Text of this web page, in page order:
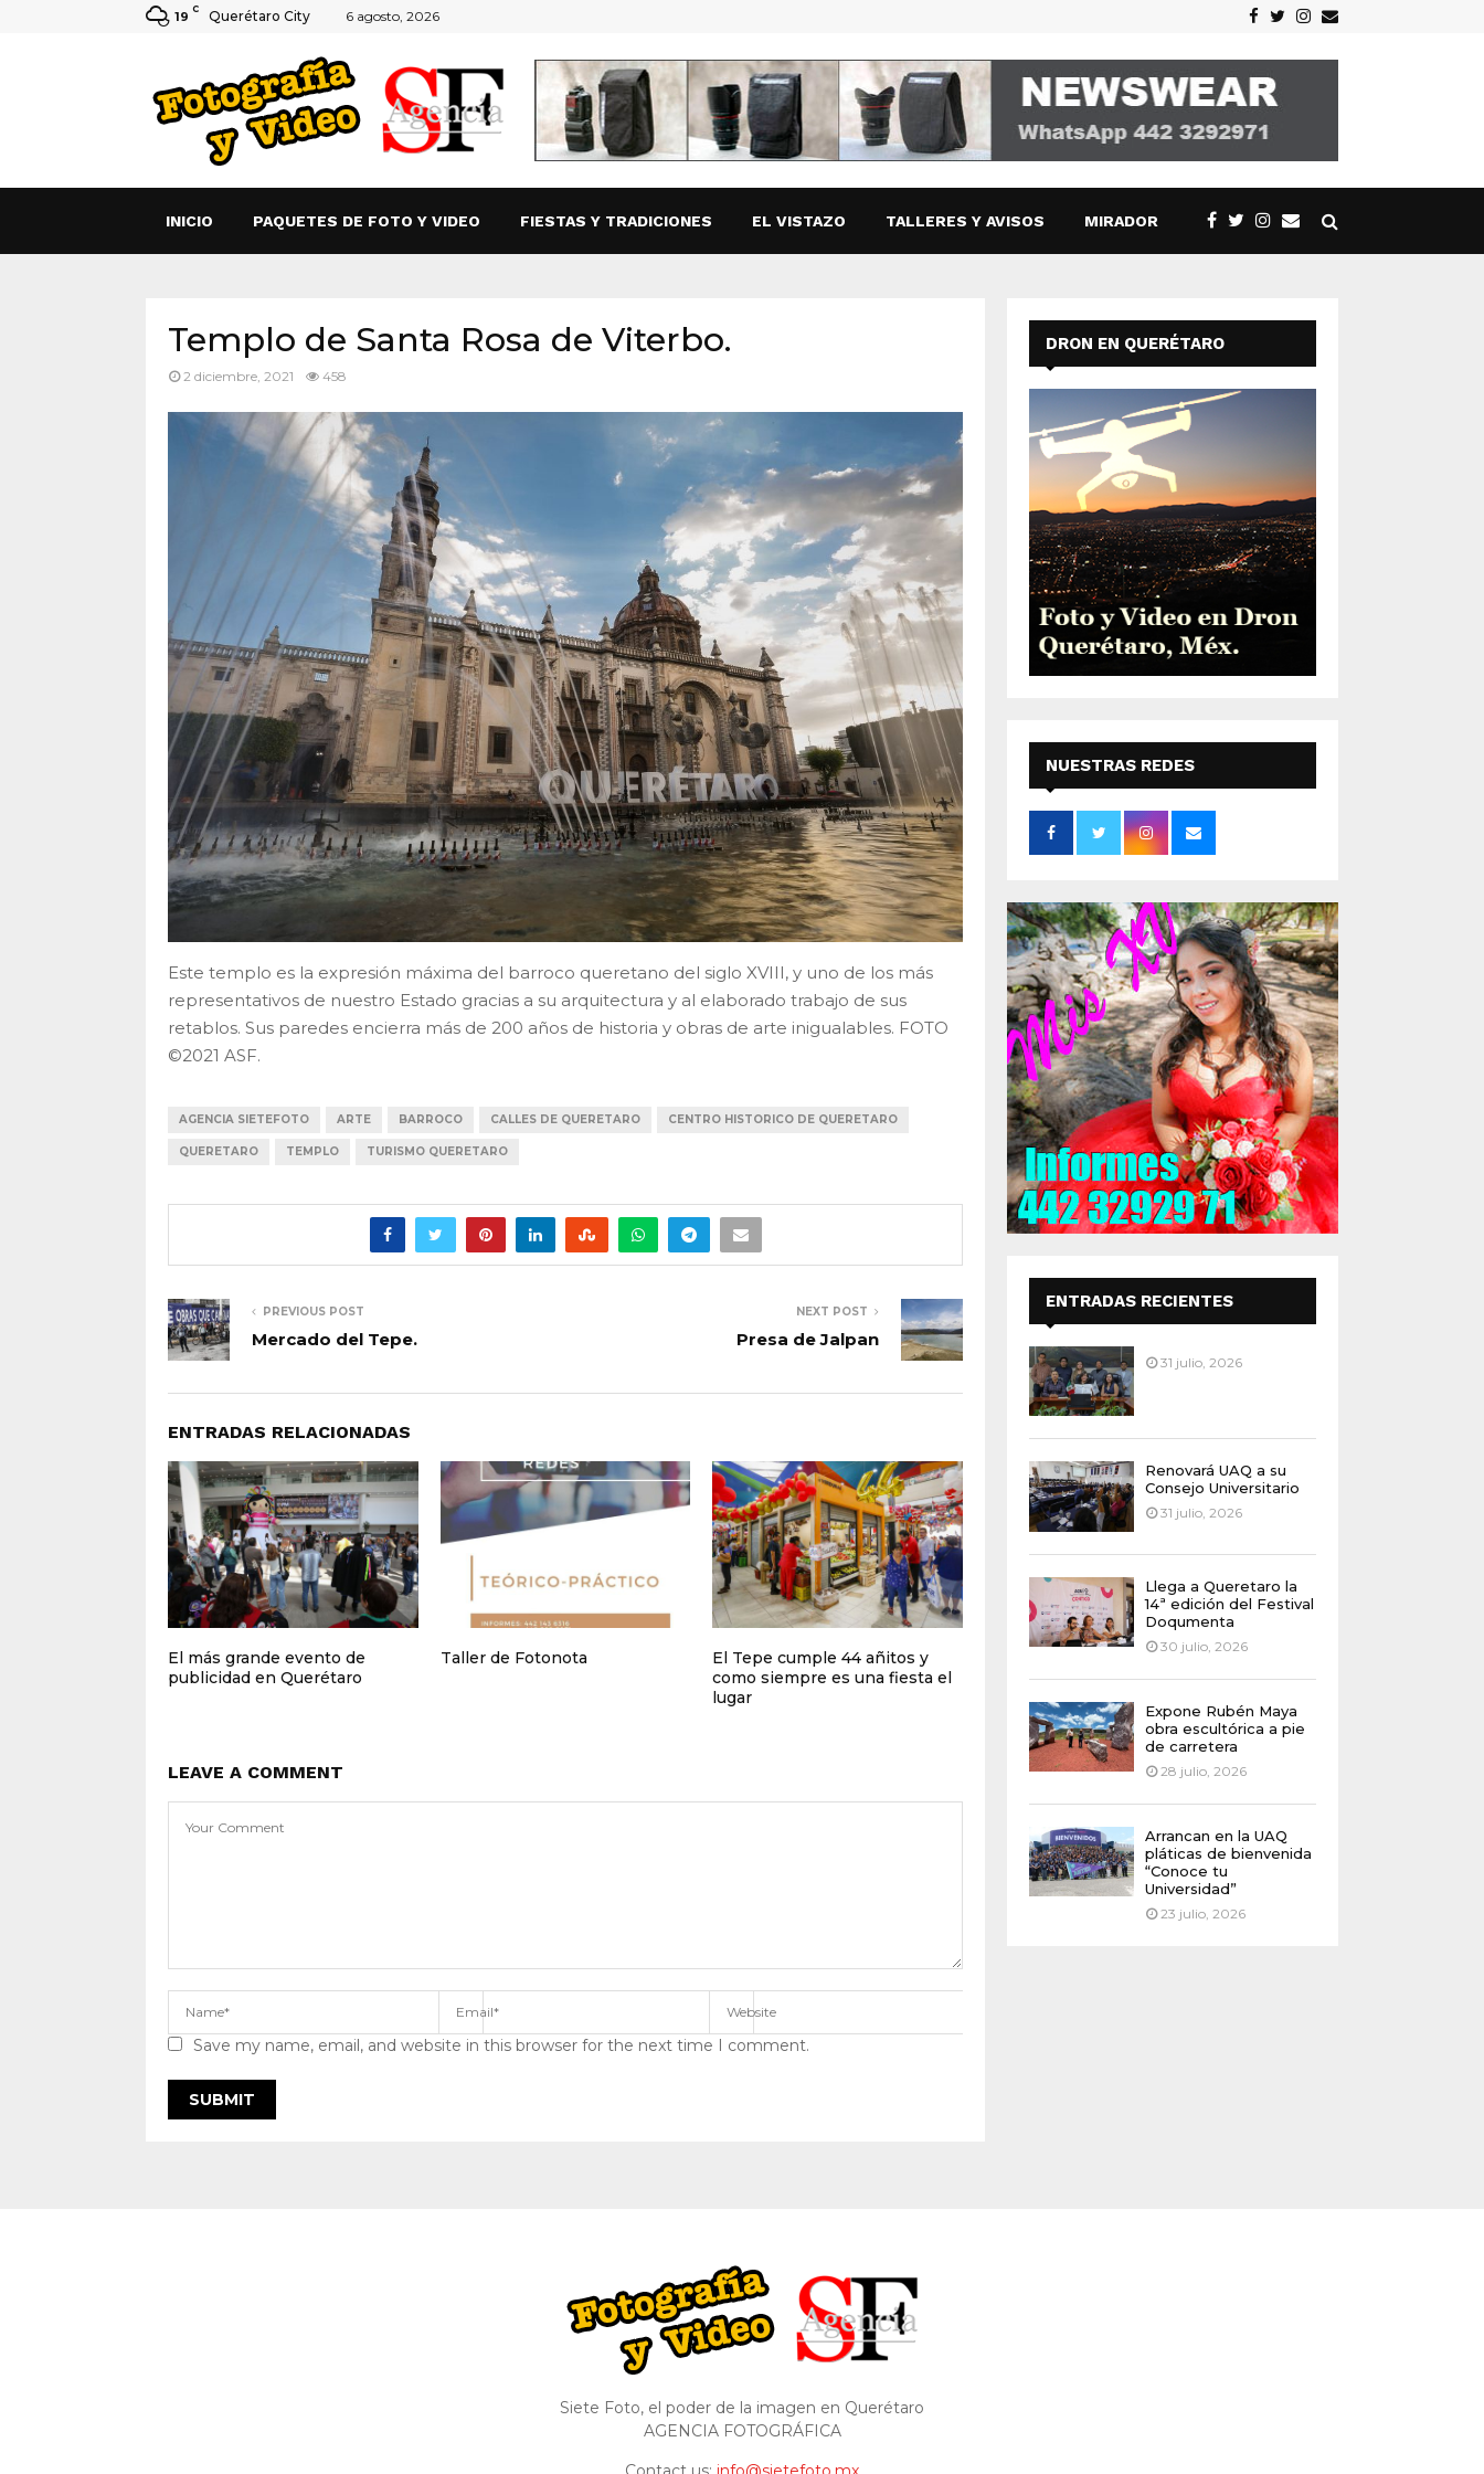
19 C Querétaro City 6 agosto, 2026 Facebook
TwitterInstagram
Email
INICIO PAQUETES DE FOTO Y VIDEO FIESTAS Y TRADICIONES EL VISTAZO TALLERES Y AVISOS MIRADOR
Templo de Santa Rosa de Viterbo.
2 diciembre, 2021 458
Este templo es la expresión máxima del barroco queretano del siglo XVIII, y uno de los más
representativos de nuestro Estado gracias a su arquitectura y al elaborado trabajo de sus
retablos. Sus paredes encierra más de 200 años de historia y obras de arte inigualables. FOTO
©2021 ASF.
AGENCIA SIETEFOTO ARTE BARROCO CALLES DE QUERETARO CENTRO HISTORICO DE QUERETARO
QUERETARO TEMPLO TURISMO QUERETARO
PREVIOUS POST
Mercado del Tepe.
NEXT POST
Presa de Jalpan
ENTRADAS RELACIONADAS
El más grande evento de
publicidad en Querétaro
Taller de Fotonota
El Tepe cumple 44 añitos y
como siempre es una fiesta el
lugar
LEAVE A COMMENT
Save my name, email, and website in this browser for the next time I comment.
DRON EN QUERÉTARO
NUESTRAS REDES
SOCIALES
ENTRADAS RECIENTES
31 julio, 2026
Renovará UAQ a su
Consejo Universitario
31 julio, 2026
Llega a Queretaro la
14ª edición del Festival
Doqumenta
30 julio, 2026
Expone Rubén Maya
obra escultórica a pie
de carretera
28 julio, 2026
Arrancan en la UAQ
pláticas de bienvenida
“Conoce tu
Universidad”
23 julio, 2026
Siete Foto, el poder de la imagen en Querétaro
AGENCIA FOTOGRÁFICA